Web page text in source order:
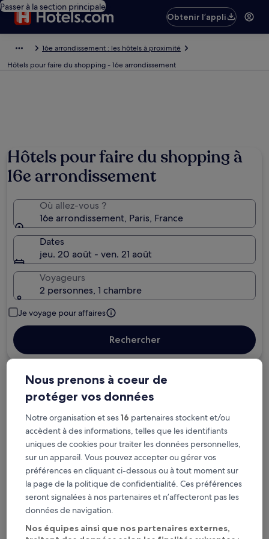
Passer à la section principale
Obtenir l’appli
16e arrondissement : les hôtels à proximité
Hôtels pour faire du shopping - 16e arrondissement
Hôtels pour faire du shopping à
16e arrondissement
Où allez-vous ?
16e arrondissement, Paris, France
Dates
jeu. 20 août - ven. 21 août
Voyageurs
2 personnes, 1 chambre
Je voyage pour affaires
Rechercher
Options d’annulation gratuite en cas de
changement de programme
Gagnez des récompenses pour chaque
nuit séjournée
Économisez plus grâce aux Prix membres
Consultez les prix pour ces dates
Nous prenons à coeur de
protéger vos données
Notre organisation et ses16 partenaires stockent et/ou
accèdent à des informations, telles que les identifiants
uniques de cookies pour traiter les données personnelles,
sur un appareil. Vous pouvez accepter ou gérer vos
préférences en cliquant ci-dessous ou à tout moment sur
la page de la politique de confidentialité. Ces préférences
seront signalées à nos partenaires et n’affecteront pas les
données de navigation.
Nos équipes ainsi que nos partenaires externes,